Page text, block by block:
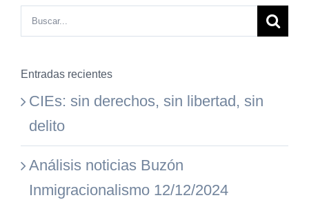
Buscar:
Entradas recientes
CIEs: sin derechos, sin libertad, sin
delito
Análisis noticias Buzón
Inmigracionalismo 12/12/2024